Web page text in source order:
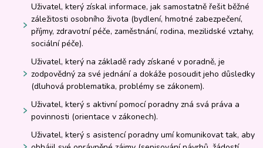
Uživatel, který získal informace, jak samostatně řešit běžné
záležitosti osobního života (bydlení, hmotné zabezpečení,
příjmy, zdravotní péče, zaměstnání, rodina, mezilidské vztahy,
sociální péče).
Uživatel, který na základě rady získané v poradně, je
zodpovědný za své jednání a dokáže posoudit jeho důsledky
(dluhová problematika, problémy se zákonem).
Uživatel, který s aktivní pomocí poradny zná svá práva a
povinnosti (orientace v zákonech).
Uživatel, který s asistencí poradny umí komunikovat tak, aby